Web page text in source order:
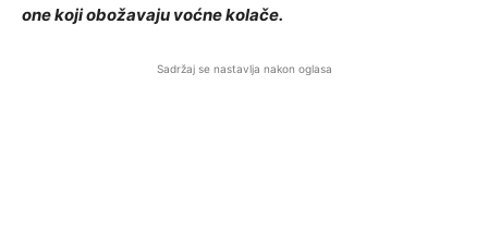
one koji obožavaju voćne kolače.
Sadržaj se nastavlja nakon oglasa